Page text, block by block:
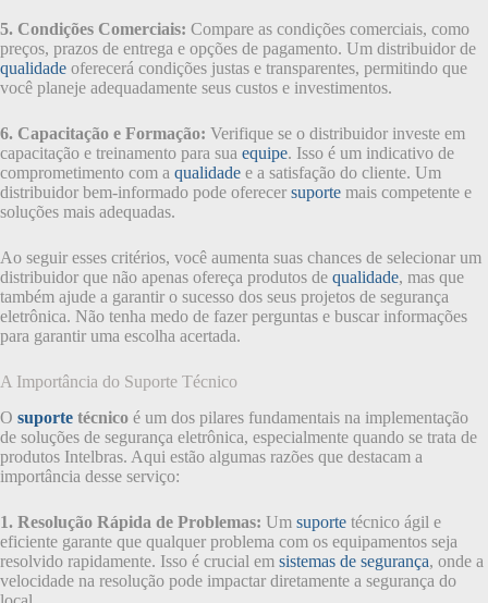
5. Condições Comerciais: Compare as condições comerciais, como
preços, prazos de entrega e opções de pagamento. Um distribuidor de
qualidade oferecerá condições justas e transparentes, permitindo que
você planeje adequadamente seus custos e investimentos.
6. Capacitação e Formação: Verifique se o distribuidor investe em
capacitação e treinamento para sua equipe. Isso é um indicativo de
comprometimento com a qualidade e a satisfação do cliente. Um
distribuidor bem-informado pode oferecer suporte mais competente e
soluções mais adequadas.
Ao seguir esses critérios, você aumenta suas chances de selecionar um
distribuidor que não apenas ofereça produtos de qualidade, mas que
também ajude a garantir o sucesso dos seus projetos de segurança
eletrônica. Não tenha medo de fazer perguntas e buscar informações
para garantir uma escolha acertada.
A Importância do Suporte Técnico
O suporte técnico é um dos pilares fundamentais na implementação
de soluções de segurança eletrônica, especialmente quando se trata de
produtos Intelbras. Aqui estão algumas razões que destacam a
importância desse serviço:
1. Resolução Rápida de Problemas: Um suporte técnico ágil e
eficiente garante que qualquer problema com os equipamentos seja
resolvido rapidamente. Isso é crucial em sistemas de segurança, onde a
velocidade na resolução pode impactar diretamente a segurança do